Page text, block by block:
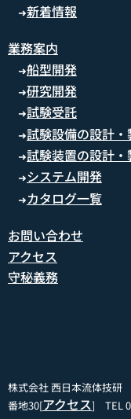
➜新着情報
業務案内
➜船型開発
➜研究開発
➜試験受託
➜試験設備の設計・
➜試験装置の設計・
➜システム開発
➜カタログ一覧
お問い合わせ
アクセス
守秘義務
株式会社 西日本流体技研
番地30[アクセス] TEL